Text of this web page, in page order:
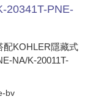
20341T-PNE-
配KOHLER隱藏式
NA/K-20011T-
bv